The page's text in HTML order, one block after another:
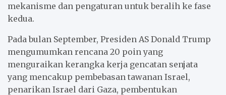
mekanisme dan pengaturan untuk beralih ke fase
kedua.
Pada bulan September, Presiden AS Donald Trump
mengumumkan rencana 20 poin yang
menguraikan kerangka kerja gencatan senjata
yang mencakup pembebasan tawanan Israel,
penarikan Israel dari Gaza, pembentukan